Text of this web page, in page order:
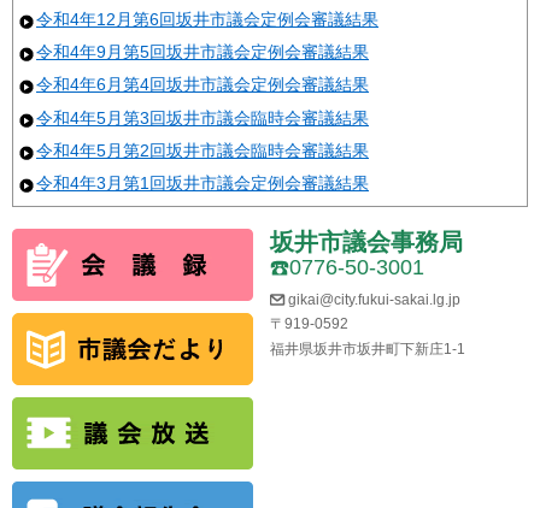
令和4年12月第6回坂井市議会定例会審議結果
令和4年9月第5回坂井市議会定例会審議結果
令和4年6月第4回坂井市議会定例会審議結果
令和4年5月第3回坂井市議会臨時会審議結果
令和4年5月第2回坂井市議会臨時会審議結果
令和4年3月第1回坂井市議会定例会審議結果
坂井市議会事務局
0776-50-3001
gikai@city.fukui-sakai.lg.jp
〒919-0592
福井県坂井市坂井町下新庄1-1